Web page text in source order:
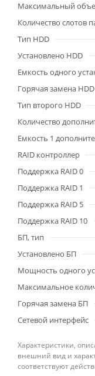
Максимальный
Количество слотов
Тип HDD
Установлено HDD
Емкость одного
Горячая замена HDD
Тип второго HDD
Количество
Емкость 1
RAID контроллер
Поддержка RAID 0
Поддержка RAID 1
Поддержка RAID 5
Поддержка RAID 10
БП, тип
Установлено БП
Мощность одного
Максимальное
Горячая замена БП
Сетевой интерфейс
Характеристики,
внешний вид и
соответствуют